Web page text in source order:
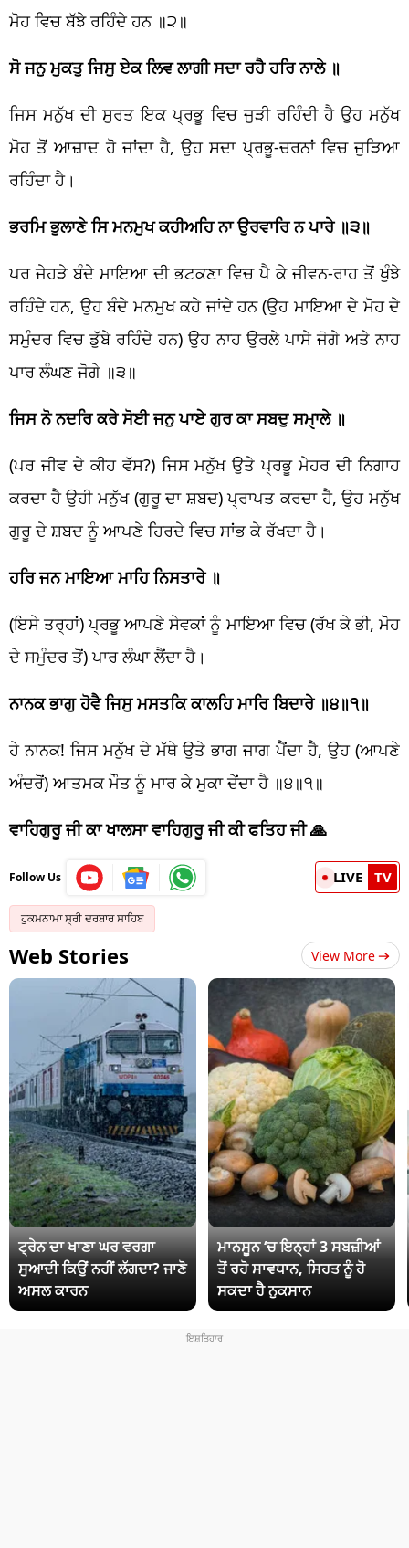
ਮੋਹ ਵਿਚ ਬੱਝੇ ਰਹਿੰਦੇ ਹਨ ॥੨॥
ਸੋ ਜਨੁ ਮੁਕਤੁ ਜਿਸੁ ਏਕ ਲਿਵ ਲਾਗੀ ਸਦਾ ਰਹੈ ਹਰਿ ਨਾਲੇ ॥
ਜਿਸ ਮਨੁੱਖ ਦੀ ਸੁਰਤ ਇਕ ਪ੍ਰਭੂ ਵਿਚ ਜੁੜੀ ਰਹਿੰਦੀ ਹੈ ਉਹ ਮਨੁੱਖ
ਮੋਹ ਤੋਂ ਆਜ਼ਾਦ ਹੋ ਜਾਂਦਾ ਹੈ, ਉਹ ਸਦਾ ਪ੍ਰਭੂ-ਚਰਨਾਂ ਵਿਚ ਜੁੜਿਆ
ਰਹਿੰਦਾ ਹੈ।
ਭਰਮਿ ਭੁਲਾਣੇ ਸਿ ਮਨਮੁਖ ਕਹੀਅਹਿ ਨਾ ਉਰਵਾਰਿ ਨ ਪਾਰੇ ॥੩॥
ਪਰ ਜੇਹੜੇ ਬੰਦੇ ਮਾਇਆ ਦੀ ਭਟਕਣਾ ਵਿਚ ਪੈ ਕੇ ਜੀਵਨ-ਰਾਹ ਤੋਂ ਖੁੰਝੇ
ਰਹਿੰਦੇ ਹਨ, ਉਹ ਬੰਦੇ ਮਨਮੁਖ ਕਹੇ ਜਾਂਦੇ ਹਨ (ਉਹ ਮਾਇਆ ਦੇ ਮੋਹ ਦੇ
ਸਮੁੰਦਰ ਵਿਚ ਡੁੱਬੇ ਰਹਿੰਦੇ ਹਨ) ਉਹ ਨਾਹ ਉਰਲੇ ਪਾਸੇ ਜੋਗੇ ਅਤੇ ਨਾਹ
ਪਾਰ ਲੰਘਣ ਜੋਗੇ ॥੩॥
ਜਿਸ ਨੋ ਨਦਰਿ ਕਰੇ ਸੋਈ ਜਨੁ ਪਾਏ ਗੁਰ ਕਾ ਸਬਦੁ ਸਮੑਾਲੇ ॥
(ਪਰ ਜੀਵ ਦੇ ਕੀਹ ਵੱਸ?) ਜਿਸ ਮਨੁੱਖ ਉਤੇ ਪ੍ਰਭੂ ਮੇਹਰ ਦੀ ਨਿਗਾਹ
ਕਰਦਾ ਹੈ ਉਹੀ ਮਨੁੱਖ (ਗੁਰੂ ਦਾ ਸ਼ਬਦ) ਪ੍ਰਾਪਤ ਕਰਦਾ ਹੈ, ਉਹ ਮਨੁੱਖ
ਗੁਰੂ ਦੇ ਸ਼ਬਦ ਨੂੰ ਆਪਣੇ ਹਿਰਦੇ ਵਿਚ ਸਾਂਭ ਕੇ ਰੱਖਦਾ ਹੈ।
ਹਰਿ ਜਨ ਮਾਇਆ ਮਾਹਿ ਨਿਸਤਾਰੇ ॥
(ਇਸੇ ਤਰ੍ਹਾਂ) ਪ੍ਰਭੂ ਆਪਣੇ ਸੇਵਕਾਂ ਨੂੰ ਮਾਇਆ ਵਿਚ (ਰੱਖ ਕੇ ਭੀ, ਮੋਹ
ਦੇ ਸਮੁੰਦਰ ਤੋਂ) ਪਾਰ ਲੰਘਾ ਲੈਂਦਾ ਹੈ।
ਨਾਨਕ ਭਾਗੁ ਹੋਵੈ ਜਿਸੁ ਮਸਤਕਿ ਕਾਲਹਿ ਮਾਰਿ ਬਿਦਾਰੇ ॥੪॥੧॥
ਹੇ ਨਾਨਕ! ਜਿਸ ਮਨੁੱਖ ਦੇ ਮੱਥੇ ਉਤੇ ਭਾਗ ਜਾਗ ਪੈਂਦਾ ਹੈ, ਉਹ (ਆਪਣੇ
ਅੰਦਰੋਂ) ਆਤਮਕ ਮੌਤ ਨੂੰ ਮਾਰ ਕੇ ਮੁਕਾ ਦੇਂਦਾ ਹੈ ॥੪॥੧॥
ਵਾਹਿਗੁਰੂ ਜੀ ਕਾ ਖਾਲਸਾਵਾਹਿਗੁਰੂ ਜੀ ਕੀ ਫਤਿਹ ਜੀ 🙏
Follow Us LIVE TV
ਹੁਕਮਨਾਮਾ ਸ੍ਰੀ ਦਰਬਾਰ ਸਾਹਿਬ
Web Stories View More
ਟ੍ਰੇਨ ਦਾ ਖਾਣਾ ਘਰ ਵਰਗਾ
ਸੁਆਦੀ ਕਿਉਂ ਨਹੀਂ ਲੱਗਦਾ? ਜਾਣੋ
ਅਸਲ ਕਾਰਨ
ਮਾਨਸੂਨ ‘ਚ ਇਨ੍ਹਾਂ 3 ਸਬਜ਼ੀਆਂ
ਤੋਂ ਰਹੋ ਸਾਵਧਾਨ, ਸਿਹਤ ਨੂੰ ਹੋ
ਸਕਦਾ ਹੈ ਨੁਕਸਾਨ